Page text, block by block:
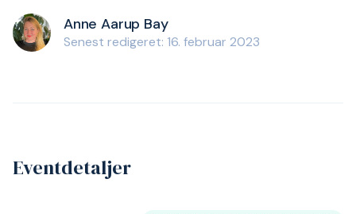
Anne Aarup Bay
Senest redigeret: 16. februar 2023
Eventdetaljer